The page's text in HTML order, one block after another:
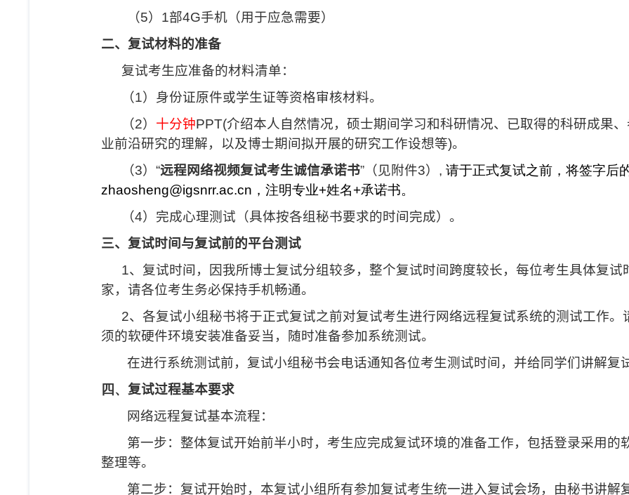
（5） 1部4G手机（用于应急需要）
二、复试材料的准备
复试考生应准备的材料清单：
（1）身份证原件或学生证等资格审核材料。
（2） 十分钟PPT(介绍本人自然情况，硕士期间学习和科研情况、已取得的科研成果
业前沿研究的理解，以及博士期间拟开展的研究工作设想等)。
（3）“远程网络视频复试考生诚信承诺书”（见附件3） , 请于正式复试之前，将签字后
zhaosheng@igsnrr.ac.cn ，注明专业+姓名+承诺书。
（4）完成心理测试（具体按各组秘书要求的时间完成）。
三、复试时间与复试前的平台测试
1、复试时间，因我所博士复试分组较多，整个复试时间跨度较长，每位考生具体复
家，请各位考生务必保持手机畅通。
2、 各复试小组秘书将于正式复试之前对复试考生进行网络远程复试系统的测试工作
须的软硬件环境安装准备妥当，随时准备参加系统测试。
在进行系统测试前，复试小组秘书会电话通知各位考生测试时间，并给同学们讲解复
四、 复试过程基本要求
网络远程复试基本流程：
第一步：整体复试开始前半小时，考生应完成复试环境的准备工作，包括登录采用的
整理等。
第二步：复试开始时，本复试小组所有参加复试考生统一进入复试会场，由秘书讲解